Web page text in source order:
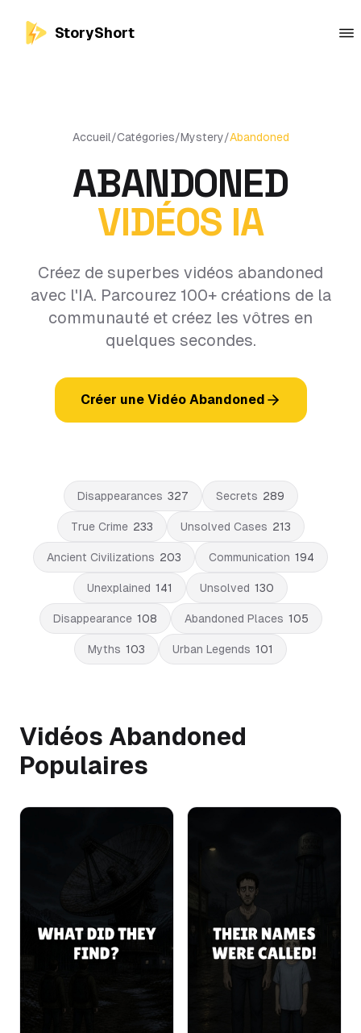
StoryShort
Accueil/Catégories/Mystery/Abandoned
ABANDONED
VIDÉOS IA
Créez de superbes vidéos abandoned
avec l'IA. Parcourez 100+ créations de la
communauté et créez les vôtres en
quelques secondes.
Créer une Vidéo Abandoned
Disappearances 327 Secrets 289
True Crime 233 Unsolved Cases 213
Ancient Civilizations 203 Communication 194
Unexplained 141 Unsolved 130
Disappearance 108 Abandoned Places 105
Myths 103 Urban Legends 101
Vidéos Abandoned
Populaires